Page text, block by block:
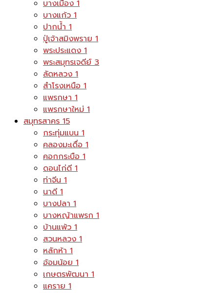
บางเมือง1
บางแก้ว1
ปากน้ำ1
ปู่เจ้าสมิงพราย1
พระประแดง1
พระสมุทรเจดีย์3
ลัดหลวง1
สำโรงเหนือ1
แพรกษา1
แพรกษาใหม่1
สมุทรสาคร15
กระทุ่มแบน1
คลองมะเดื่อ1
คอกกระบือ1
ดอนไก่ดี1
ท่าจีน1
นาดี1
บางปลา1
บางหญ้าแพรก1
บ้านแพ้ว1
สวนหลวง1
หลักห้า1
อ้อมน้อย1
เกษตรพัฒนา1
แคราย1